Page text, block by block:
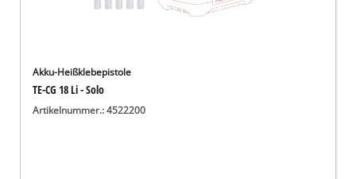
Akku-Heißklebepistole
TE-CG 18 Li - Solo
Artikelnummer.: 4522200